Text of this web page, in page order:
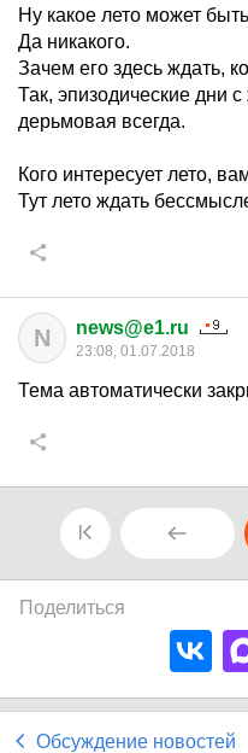
Ну какое лето может
Да никакого.
Зачем его здесь ждать,
Так, эпизодические дни
дерьмовая всегда.
Кого интересует лето,
Тут лето ждать
N news@e1.ru
23:08, 01.07.2018
Тема автоматически
Поделиться
Обсуждение новостей